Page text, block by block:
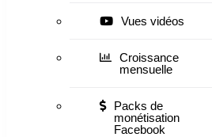
Vues vidéos
Croissance
mensuelle
Packs de
monétisation
Facebook